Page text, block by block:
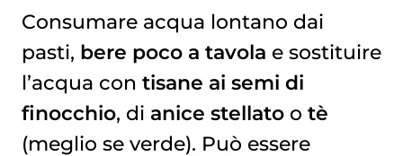
Consumare acqua lontano dai
pasti, bere poco a tavola e sostituire
l’acqua con tisane ai semi di
finocchio, di anice stellatoo tè
(meglio se verde). Può essere